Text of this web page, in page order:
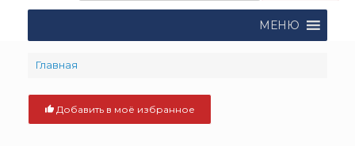
поиска:
МЕНЮ
Главная
Добавить в моё избранное